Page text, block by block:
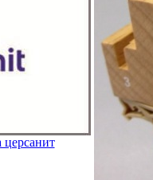
церсанит